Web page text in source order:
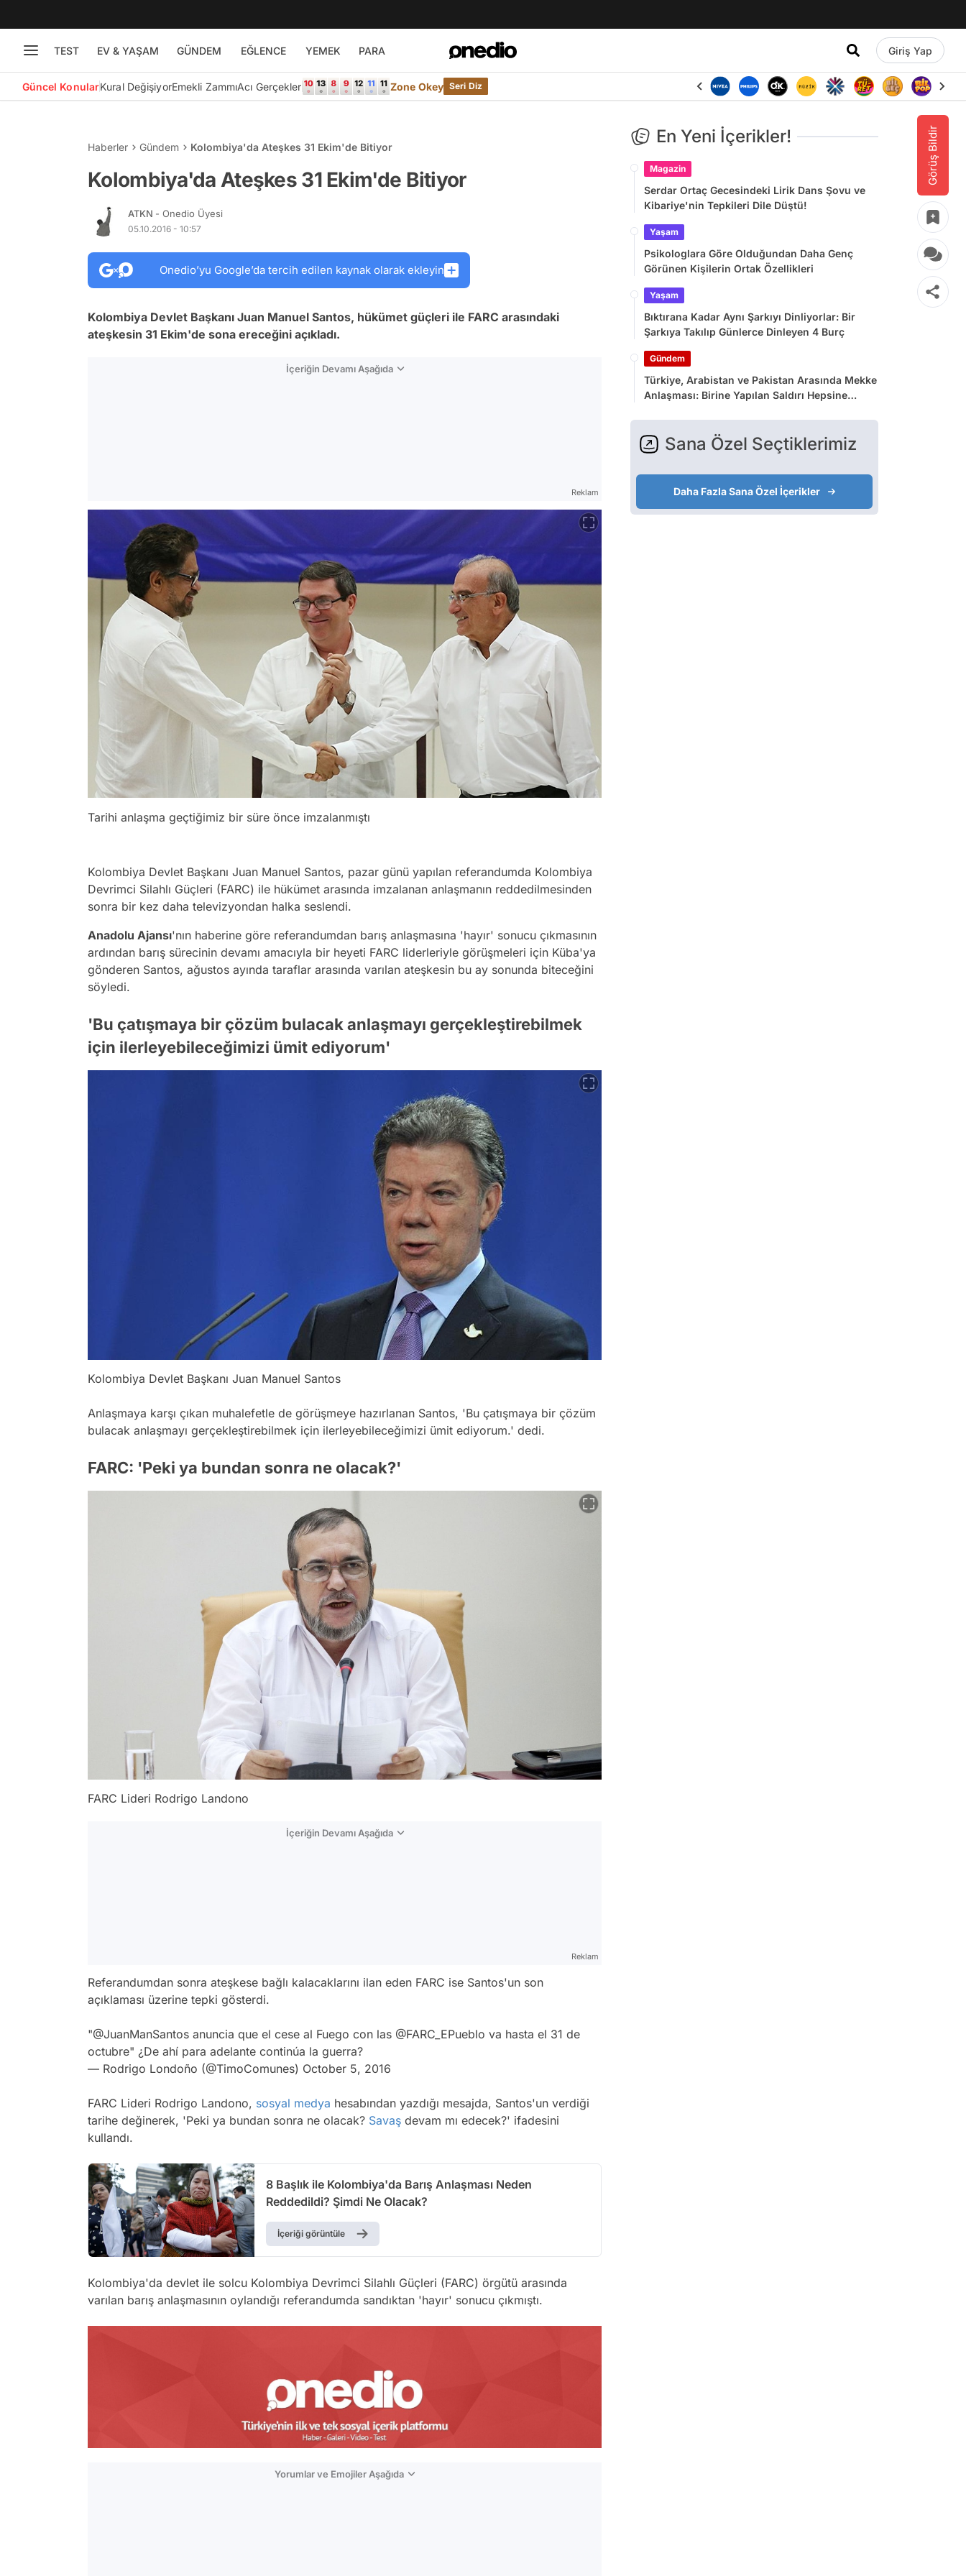
TEST EV & YAŞAM GÜNDEM EĞLENCE YEMEK PARA Giriş Yap
Güncel KonularKural DeğişiyorEmekli ZammıAcı Gerçekler Zone Okey Seri Diz
Görüş Bildir
Haberler Gündem Kolombiya'da Ateşkes 31 Ekim'de Bitiyor
Kolombiya'da Ateşkes 31 Ekim'de Bitiyor
ATKN - Onedio Üyesi
05.10.2016 - 10:57
Onedio’yu Google’da tercih edilen kaynak olarak ekleyin
Kolombiya Devlet Başkanı Juan Manuel Santos, hükümet güçleri ile FARC arasındaki
ateşkesin 31 Ekim'de sona ereceğini açıkladı.
İçeriğin Devamı Aşağıda
Reklam
Tarihi anlaşma geçtiğimiz bir süre önce imzalanmıştı
Kolombiya Devlet Başkanı Juan Manuel Santos, pazar günü yapılan referandumda Kolombiya
Devrimci Silahlı Güçleri (FARC) ile hükümet arasında imzalanan anlaşmanın reddedilmesinden
sonra bir kez daha televizyondan halka seslendi.
Anadolu Ajansı'nın haberine göre referandumdan barış anlaşmasına 'hayır' sonucu çıkmasının
ardından barış sürecinin devamı amacıyla bir heyeti FARC liderleriyle görüşmeleri için Küba'ya
gönderen Santos, ağustos ayında taraflar arasında varılan ateşkesin bu ay sonunda biteceğini
söyledi.
'Bu çatışmaya bir çözüm bulacak anlaşmayı gerçekleştirebilmek
için ilerleyebileceğimizi ümit ediyorum'
Kolombiya Devlet Başkanı Juan Manuel Santos
Anlaşmaya karşı çıkan muhalefetle de görüşmeye hazırlanan Santos, 'Bu çatışmaya bir çözüm
bulacak anlaşmayı gerçekleştirebilmek için ilerleyebileceğimizi ümit ediyorum.' dedi.
FARC: 'Peki ya bundan sonra ne olacak?'
FARC Lideri Rodrigo Landono
İçeriğin Devamı Aşağıda
Reklam
Referandumdan sonra ateşkese bağlı kalacaklarını ilan eden FARC ise Santos'un son
açıklaması üzerine tepki gösterdi.
"@JuanManSantos anuncia que el cese al Fuego con las @FARC_EPueblo va hasta el 31 de
octubre" ¿De ahí para adelante continúa la guerra?
— Rodrigo Londoño (@TimoComunes) October 5, 2016
FARC Lideri Rodrigo Landono, sosyal medya hesabından yazdığı mesajda, Santos'un verdiği
tarihe değinerek, 'Peki ya bundan sonra ne olacak? Savaş devam mı edecek?' ifadesini
kullandı.
8 Başlık ile Kolombiya'da Barış Anlaşması Neden
Reddedildi? Şimdi Ne Olacak?
İçeriği görüntüle
Kolombiya'da devlet ile solcu Kolombiya Devrimci Silahlı Güçleri (FARC) örgütü arasında
varılan barış anlaşmasının oylandığı referandumda sandıktan 'hayır' sonucu çıkmıştı.
Yorumlar ve Emojiler Aşağıda
En Yeni İçerikler!
Magazin
Serdar Ortaç Gecesindeki Lirik Dans Şovu ve
Kibariye'nin Tepkileri Dile Düştü!
Yaşam
Psikologlara Göre Olduğundan Daha Genç
Görünen Kişilerin Ortak Özellikleri
Yaşam
Bıktırana Kadar Aynı Şarkıyı Dinliyorlar: Bir
Şarkıya Takılıp Günlerce Dinleyen 4 Burç
Gündem
Türkiye, Arabistan ve Pakistan Arasında Mekke
Anlaşması: Birine Yapılan Saldırı Hepsine
Sana Özel Seçtiklerimiz
Daha Fazla Sana Özel İçerikler